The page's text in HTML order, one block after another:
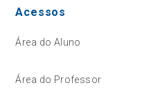
Acessos
Área do Aluno
Área do Professor